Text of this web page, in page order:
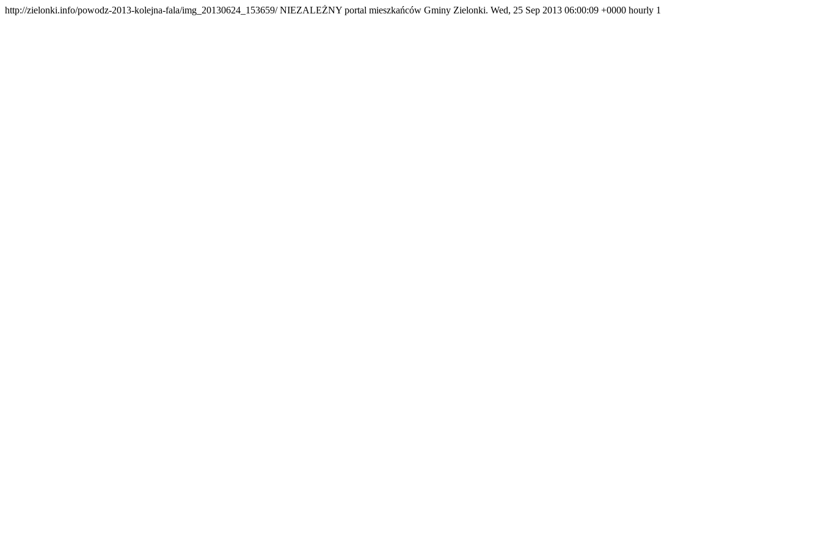
http://zielonki.info/powodz-2013-kolejna-fala/img_20130624_153659/NIEZALEŻNY portal mieszkańców Gminy Zielonki. Wed, 25 Sep 2013 06:00:09 +0000 hourly 1